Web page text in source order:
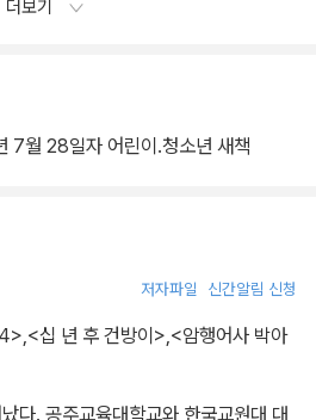
더보기
7월 28일자 어린이.청소년 새책
저자파일 신간알림 신청
<십 년 후 건방이> <암행어사 박아
다. 공주교육대학교와 한국교원대 대